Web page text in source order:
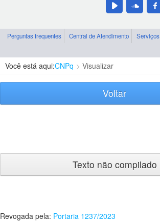
Perguntas frequentes Central de Atendimento Serviços
Você está aqui:CNPq Visualizar
Voltar
Texto não compilado
Revogada pela: Portaria 1237/2023